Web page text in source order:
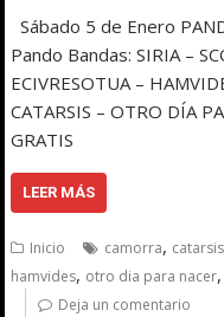
Sábado 5 de Enero
Pando Bandas: SIRIA –
ECIVRESOTUA –
CATARSIS – OTRO DÍA
GRATIS
LEER MÁS
Inicio camorra, catarsis
hamvides, otro dia para nacer,
Deja un comentario